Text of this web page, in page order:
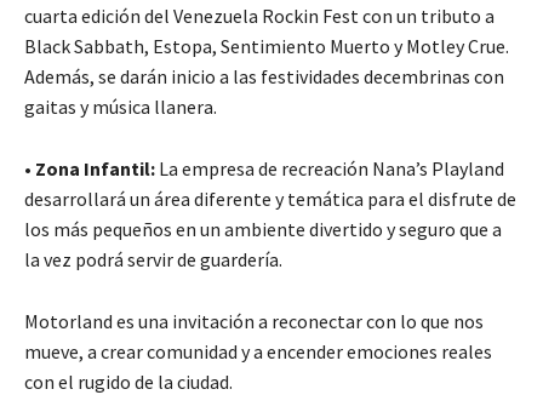
cuarta edición del Venezuela Rockin Fest con un tributo a
Black Sabbath, Estopa, Sentimiento Muerto y Motley Crue.
Además, se darán inicio a las festividades decembrinas con
gaitas y música llanera.
• Zona Infantil: La empresa de recreación Nana’s Playland
desarrollará un área diferente y temática para el disfrute de
los más pequeños en un ambiente divertido y seguro que a
la vez podrá servir de guardería.
Motorland es una invitación a reconectar con lo que nos
mueve, a crear comunidad y a encender emociones reales
con el rugido de la ciudad.